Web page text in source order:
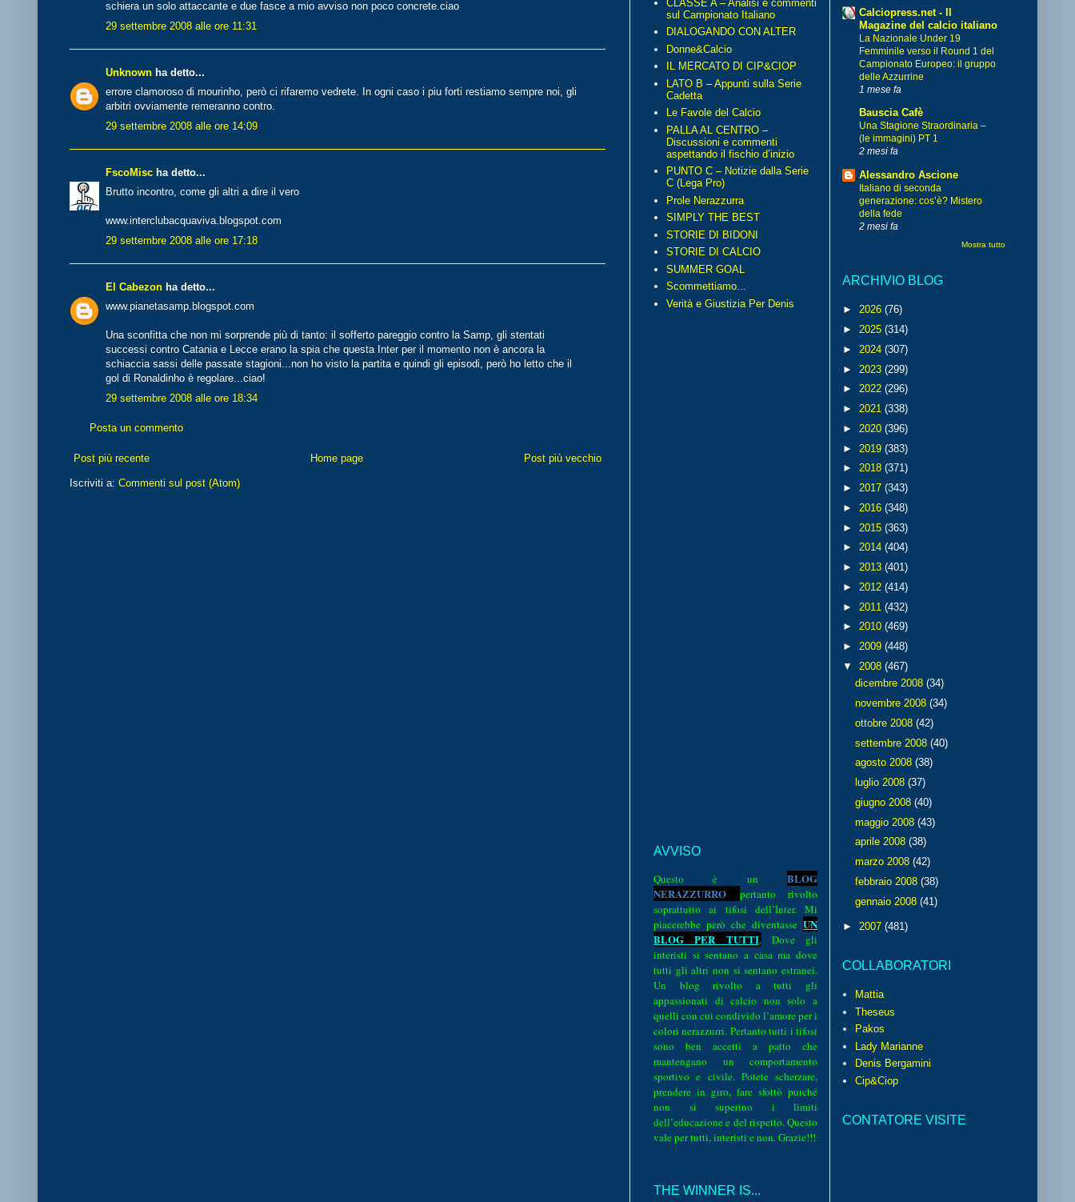
schiera un solo attaccante e due fasce a mio avviso non poco concrete.ciao
29 settembre 2008 alle ore 11:31
Unknown ha detto...
errore clamoroso di mourinho, però ci rifaremo vedrete. In ogni caso i piu forti restiamo sempre noi, gli
arbitri ovviamente remeranno contro.
29 settembre 2008 alle ore 14:09
FscoMisc ha detto...
Brutto incontro, come gli altri a dire il vero
www.interclubacquaviva.blogspot.com
29 settembre 2008 alle ore 17:18
El Cabezon ha detto...
www.pianetasamp.blogspot.com
Una sconfitta che non mi sorprende più di tanto: il sofferto pareggio contro la Samp, gli stentati
successi contro Catania e Lecce erano la spia che questa Inter per il momento non è ancora la
schiaccia sassi delle passate stagioni...non ho visto la partita e quindi gli episodi, però ho letto che il
gol di Ronaldinho è regolare...ciao!
29 settembre 2008 alle ore 18:34
Posta un commento
Post più recente Post più vecchio
Home page
Iscriviti a: Commenti sul post (Atom)
CLASSE A – Analisi e commenti
sul Campionato Italiano
DIALOGANDO CON ALTER
Donne&Calcio
IL MERCATO DI CIP&CIOP
LATO B – Appunti sulla Serie
Cadetta
Le Favole del Calcio
PALLA AL CENTRO –
Discussioni e commenti
aspettando il fischio d’inizio
PUNTO C – Notizie dalla Serie
C (Lega Pro)
Prole Nerazzurra
SIMPLY THE BEST
STORIE DI BIDONI
STORIE DI CALCIO
SUMMER GOAL
Scommettiamo...
Verità e Giustizia Per Denis
AVVISO
Questo è un BLOG
NERAZZURRO pertanto rivolto
soprattutto ai tifosi dell’Inter. Mi
piacerebbe però che diventasse UN
BLOG PER TUTTI.
Dove gli
interisti si sentano a casa ma dove
tutti gli altri non si sentano estranei.
Un blog rivolto a tutti gli
appassionati di calcio non solo a
quelli con cui condivido l’amore per i
colori nerazzurri. Pertanto tutti i tifosi
sono ben accetti a patto che
mantengano un comportamento
sportivo e civile. Potete scherzare,
prendere in giro, fare sfottò purché
non si superino i limiti
dell’educazione e del rispetto. Questo
vale per tutti, interisti e non. Grazie!!!
THE WINNER IS...
Calciopress.net - Il
Magazine del calcio italiano
La Nazionale Under 19
Femminile verso il Round 1 del
Campionato Europeo: il gruppo
delle Azzurrine
1 mese fa
Bauscia Cafè
Una Stagione Straordinaria –
(le immagini) PT 1
2 mesi fa
Alessandro Ascione
Italiano di seconda
generazione: cos’è? Mistero
della fede
2 mesi fa
Mostra tutto
ARCHIVIO BLOG
► 2026 (76)
► 2025 (314)
► 2024 (307)
► 2023 (299)
► 2022 (296)
► 2021 (338)
► 2020 (396)
► 2019 (383)
► 2018 (371)
► 2017 (343)
► 2016 (348)
► 2015 (363)
► 2014 (404)
► 2013 (401)
► 2012 (414)
► 2011 (432)
► 2010 (469)
► 2009 (448)
▼ 2008 (467)
dicembre 2008 (34)
novembre 2008 (34)
ottobre 2008 (42)
settembre 2008 (40)
agosto 2008 (38)
luglio 2008 (37)
giugno 2008 (40)
maggio 2008 (43)
aprile 2008 (38)
marzo 2008 (42)
febbraio 2008 (38)
gennaio 2008 (41)
► 2007 (481)
COLLABORATORI
Mattia
Theseus
Pakos
Lady Marianne
Denis Bergamini
Cip&Ciop
CONTATORE VISITE